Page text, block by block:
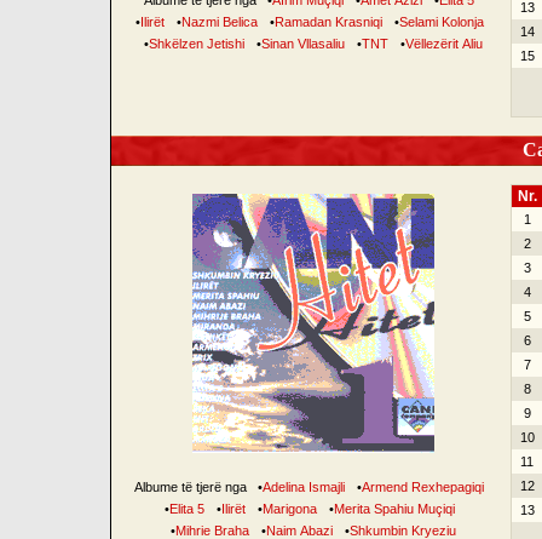
•Ilirët •Nazmi Belica •Ramadan Krasniqi •Selami Kolonja
•Shkëlzen Jetishi •Sinan Vllasaliu •TNT •Vëllezërit Aliu
13
14
15
Albume të tjerë nga •Adelina Ismajli •Armend Rexhepagiqi
•Elita 5 •Ilirët •Marigona •Merita Spahiu Muçiqi
•Mihrie Braha •Naim Abazi •Shkumbin Kryeziu
Nr.
1
2
3
4
5
6
7
8
9
10
11
12
13